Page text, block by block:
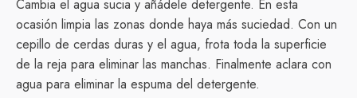
Cambia el agua sucia y añádele detergente. En esta
ocasión limpia las zonas donde haya más suciedad. Con un
cepillo de cerdas duras y el agua, frota toda la superficie
de la reja para eliminar las manchas. Finalmente aclara con
agua para eliminar la espuma del detergente.